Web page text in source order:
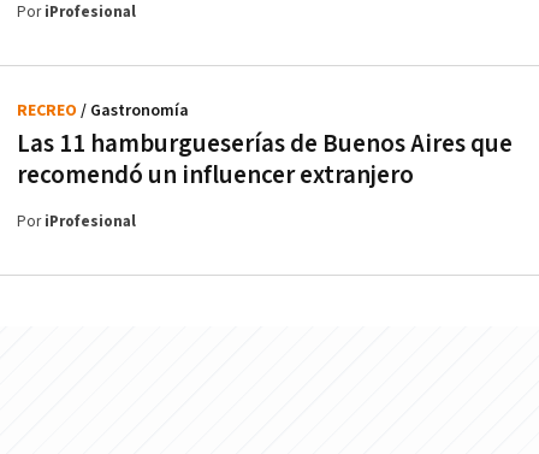
PoriProfesional
Las 11 hamburgueserías de Buenos Aires que
recomendó un influencer extranjero
RECREO / Gastronomía
PoriProfesional